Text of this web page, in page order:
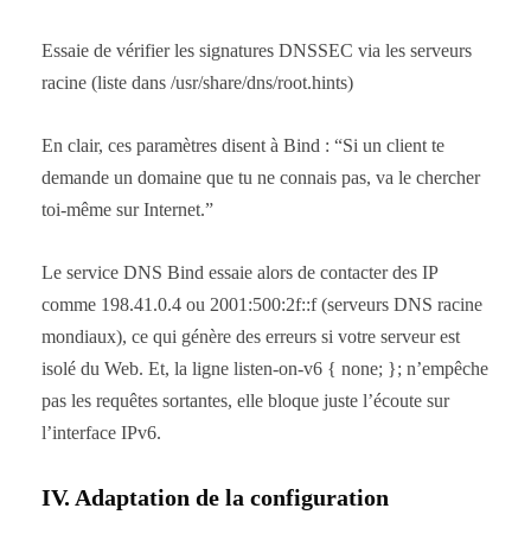
Essaie de vérifier les signatures DNSSEC via les serveurs
racine (liste dans /usr/share/dns/root.hints)
En clair, ces paramètres disent à Bind : “Si un client te
demande un domaine que tu ne connais pas, va le chercher
toi-même sur Internet.”
Le service DNS Bind essaie alors de contacter des IP
comme 198.41.0.4 ou 2001:500:2f::f (serveurs DNS racine
mondiaux), ce qui génère des erreurs si votre serveur est
isolé du Web. Et, la ligne listen-on-v6 { none; }; n’empêche
pas les requêtes sortantes, elle bloque juste l’écoute sur
l’interface IPv6.
IV. Adaptation de la configuration